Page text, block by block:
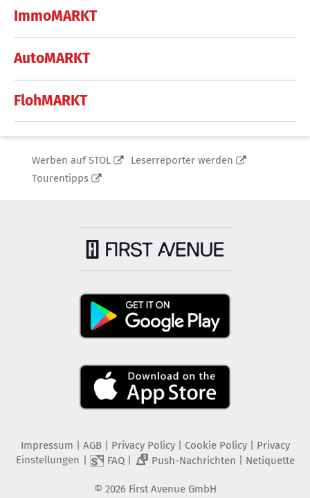
ImmoMARKT
AutoMARKT
FlohMARKT
Werben auf STOL
Leserreporter werden
Tourentipps
Impressum AGB Privacy Policy| Cookie Policy| Privacy
Einstellungen
FAQ| 2 Push-Nachrichten Netiquette
© 2026 First Avenue GmbH